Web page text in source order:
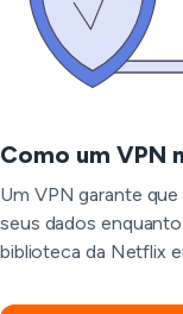
Como um VPN
Um VPN garante
seus dados
biblioteca da Netflix